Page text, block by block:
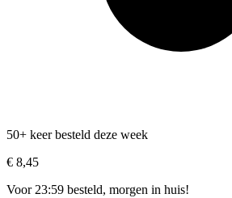
50+ keer besteld deze week
€ 8,45
Voor 23:59 besteld, morgen in huis!